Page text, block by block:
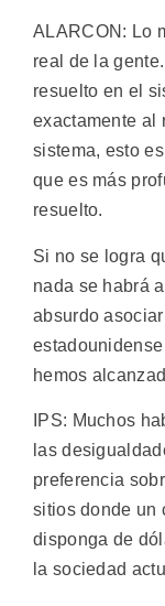
ALARCON: Lo
real de la
resuelto en el
exactamente al
sistema, esto
que es más
resuelto.
Si no se logra
nada se habrá
absurdo
hemos
IPS: Muchos
las
preferencia
sitios donde un
disponga de
la sociedad